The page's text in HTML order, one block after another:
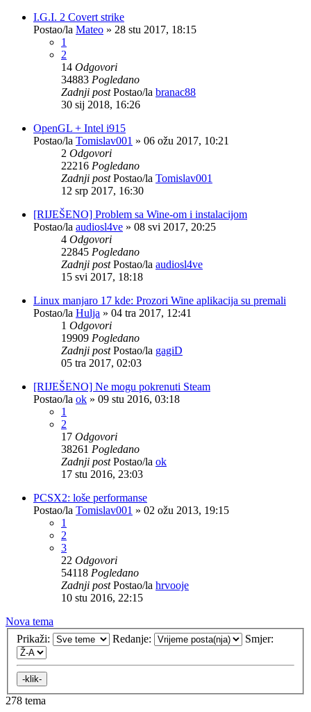
I.G.I. 2 Covert strike
Postao/la Mateo » 28 stu 2017, 18:15
1
2
14 Odgovori
34883 Pogledano
Zadnji postPostao/la branac88
30 sij 2018, 16:26
OpenGL + Intel i915
Postao/la Tomislav001 » 06 ožu 2017, 10:21
2 Odgovori
22216 Pogledano
Zadnji postPostao/la Tomislav001
12 srp 2017, 16:30
[RIJEŠENO] Problem sa Wine-om i instalacijom
Postao/la audiosl4ve » 08 svi 2017, 20:25
4 Odgovori
22845 Pogledano
Zadnji postPostao/la audiosl4ve
15 svi 2017, 18:18
Linux manjaro 17 kde: Prozori Wine aplikacija su premali
Postao/la Hulja » 04 tra 2017, 12:41
1 Odgovori
19909 Pogledano
Zadnji postPostao/la gagiD
05 tra 2017, 02:03
[RIJEŠENO] Ne mogu pokrenuti Steam
Postao/la ok » 09 stu 2016, 03:18
1
2
17 Odgovori
38261 Pogledano
Zadnji postPostao/la ok
17 stu 2016, 23:03
PCSX2: loše performanse
Postao/la Tomislav001 » 02 ožu 2013, 19:15
1
2
3
22 Odgovori
54118 Pogledano
Zadnji postPostao/la hrvooje
10 stu 2016, 22:15
Nova tema
Prikaži:
Redanje: Smjer:
278 tema